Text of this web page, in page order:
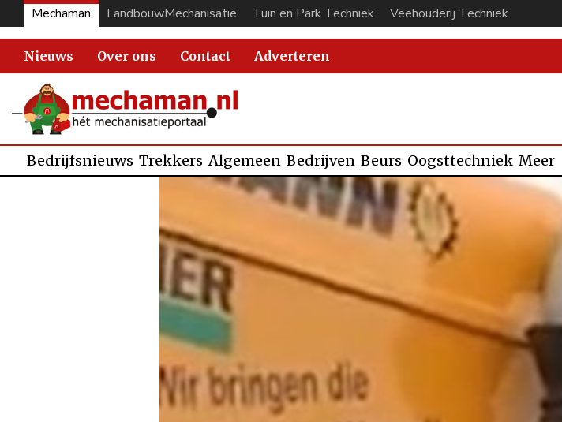
Mechaman LandbouwMechanisatie Tuin en Park Techniek Veehouderij Techniek
Nieuws Over ons Contact Adverteren
Bedrijfsnieuws Trekkers Algemeen Bedrijven Beurs Oogsttechniek Meer